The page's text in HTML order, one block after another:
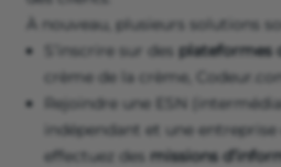
À nouveau, plusieurs solutions
S’inscrire sur des plateformes
crème de la crème,
Rejoindre une ESN
indépendant et une
effectuez des missions